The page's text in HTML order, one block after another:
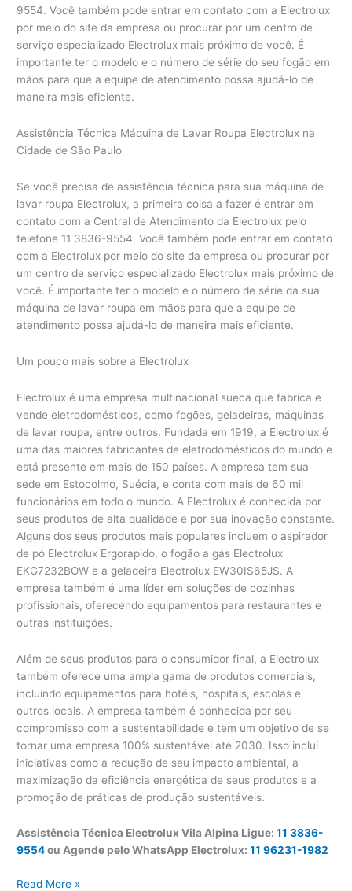
9554. Você também pode entrar em contato com a Electrolux
por meio do site da empresa ou procurar por um centro de
serviço especializado Electrolux mais próximo de você. É
importante ter o modelo e o número de série do seu fogão em
mãos para que a equipe de atendimento possa ajudá-lo de
maneira mais eficiente.
Assistência Técnica Máquina de Lavar Roupa Electrolux na
Cidade de São Paulo
Se você precisa de assistência técnica para sua máquina de
lavar roupa Electrolux, a primeira coisa a fazer é entrar em
contato com a Central de Atendimento da Electrolux pelo
telefone 11 3836-9554. Você também pode entrar em contato
com a Electrolux por meio do site da empresa ou procurar por
um centro de serviço especializado Electrolux mais próximo de
você. É importante ter o modelo e o número de série da sua
máquina de lavar roupa em mãos para que a equipe de
atendimento possa ajudá-lo de maneira mais eficiente.
Um pouco mais sobre a Electrolux
Electrolux é uma empresa multinacional sueca que fabrica e
vende eletrodomésticos, como fogões, geladeiras, máquinas
de lavar roupa, entre outros. Fundada em 1919, a Electrolux é
uma das maiores fabricantes de eletrodomésticos do mundo e
está presente em mais de 150 países. A empresa tem sua
sede em Estocolmo, Suécia, e conta com mais de 60 mil
funcionários em todo o mundo. A Electrolux é conhecida por
seus produtos de alta qualidade e por sua inovação constante.
Alguns dos seus produtos mais populares incluem o aspirador
de pó Electrolux Ergorapido, o fogão a gás Electrolux
EKG7232BOW e a geladeira Electrolux EW30IS65JS. A
empresa também é uma líder em soluções de cozinhas
profissionais, oferecendo equipamentos para restaurantes e
outras instituições.
Além de seus produtos para o consumidor final, a Electrolux
também oferece uma ampla gama de produtos comerciais,
incluindo equipamentos para hotéis, hospitais, escolas e
outros locais. A empresa também é conhecida por seu
compromisso com a sustentabilidade e tem um objetivo de se
tornar uma empresa 100% sustentável até 2030. Isso inclui
iniciativas como a redução de seu impacto ambiental, a
maximização da eficiência energética de seus produtos e a
promoção de práticas de produção sustentáveis.
Assistência Técnica Electrolux Vila Alpina Ligue:11 3836-
9554ou Agende pelo WhatsApp Electrolux:11 96231-1982
Assistência
Read More »